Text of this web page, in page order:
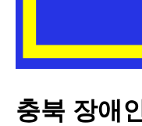
충북 장애